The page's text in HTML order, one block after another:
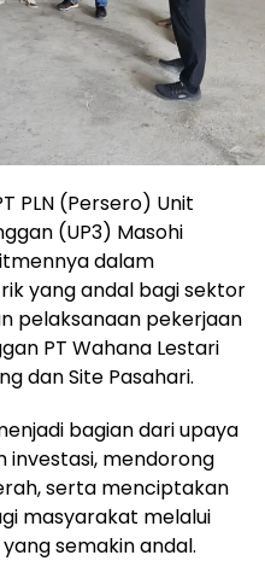
PLN (Persero) Unit
(UP3) Masohi
dalam
yang andal bagi sektor
pelaksanaan pekerjaan
PT Wahana Lestari
dan Site Pasahari.
bagian dari upaya
investasi, mendorong
serta menciptakan
masyarakat melalui
semakin andal.